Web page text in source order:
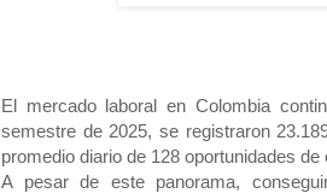
El mercado laboral en Colombia
semestre de 2025, se registraron
promedio diario de 128 oportunidades
A pesar de este panorama,